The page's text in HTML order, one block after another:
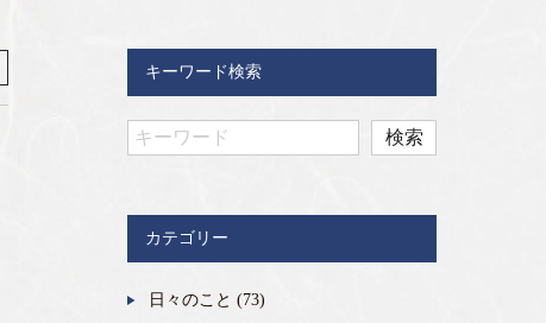
キーワード検索
カテゴリー
日々のこと (73)